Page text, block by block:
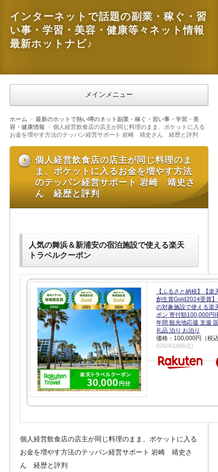
インターネットで話題の副業・稼ぐ・習
い事・学習・美容・健康等々ネット情報
最新ホットナビ♪
メインメニュー
ホーム
最新のホットで熱い噂のネット副業・稼ぐ・習い事・学習・美
容・健康情報
個人経営飲食店の店主が同じ料理のまま、ポケットに入る
お金を増やす方法のテッパン経営サポート 岩崎 靖史さん 経歴と評判
個人経営飲食店の店主が同じ料理のま
ま、ポケットに入るお金を増やす方法
のテッパン経営サポート 岩崎 靖史さ
ん 経歴と評判
人気の舞浜＆新浦安の宿泊施設で使える楽天
トラベルクーポン
【ふるさと納税】【楽
創生賞Gold2024受賞
の対象施設で使える楽
ポン 寄付額100,000円|
年間 観光地応援 支援
礼品 泊り お泊り
価格：100,000円（税
026/4/16時点)
個人経営飲食店の店主が同じ料理のまま、ポケットに入る
お金を増やす方法のテッパン経営サポート 岩崎 靖史さ
ん 経歴と評判